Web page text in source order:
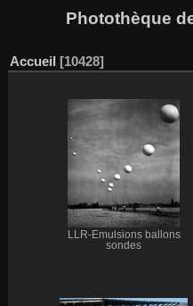
Photothèque
Accueil 10428
LLR-Émulsions ballons
sondes